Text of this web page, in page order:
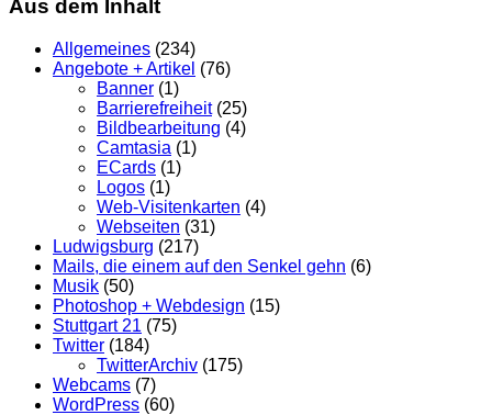
Aus dem Inhalt
Allgemeines (234)
Angebote + Artikel (76)
Banner (1)
Barrierefreiheit(25)
Bildbearbeitung (4)
Camtasia (1)
ECards (1)
Logos (1)
Web-Visitenkarten (4)
Webseiten (31)
Ludwigsburg (217)
Mails, die einem auf den Senkel gehn (6)
Musik (50)
Photoshop + Webdesign (15)
Stuttgart 21 (75)
Twitter (184)
TwitterArchiv (175)
Webcams (7)
WordPress (60)